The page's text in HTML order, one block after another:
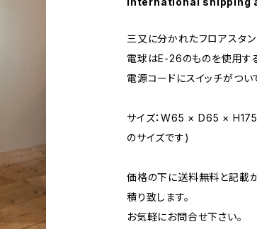
三又に分かれたフロアスタン
電球はE-26のものを使用す
電源コードにスイッチがつい
サイズ：W65 × D65 ×
のサイズです)
価格の下に送料無料と記載
積り致します。
お気軽にお問合せ下さい。